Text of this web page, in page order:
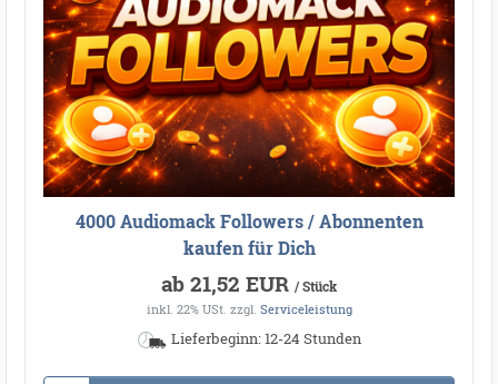
4000 Audiomack Followers / Abonnenten
kaufen für Dich
ab 21,52 EUR / Stück
inkl. 22% USt. zzgl. Serviceleistung
Lieferbeginn: 12-24 Stunden